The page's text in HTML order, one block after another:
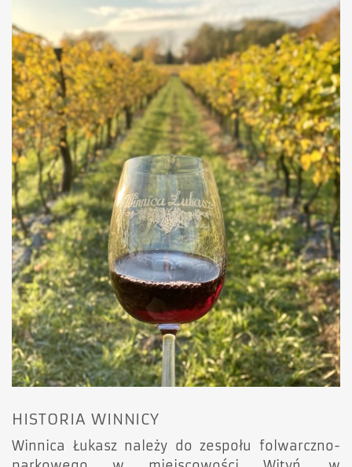
HISTORIA WINNICY
Winnica Łukasz należy do zespołu folwarczno-